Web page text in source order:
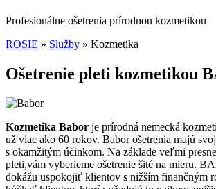
Profesionálne ošetrenia prírodnou kozmetikou
ROSIE » Služby » Kozmetika
Ošetrenie pleti kozmetikou
Kozmetika Babor je prírodná nemecká
už viac ako 60 rokov. Babor ošetrenia majú
s okamžitým účinkom. Na základe veľmi
pleti,vám vyberieme ošetrenie šité na mieru.
dokážu uspokojiť klientov s nižším finančným